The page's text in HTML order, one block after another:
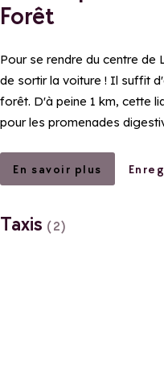
Forêt
Pour se rendre du centre de
de sortir la voiture ! Il suffit
forêt. D'à peine 1 km, cette
pour les promenades
En savoir plus Ajouter
Taxis (2)